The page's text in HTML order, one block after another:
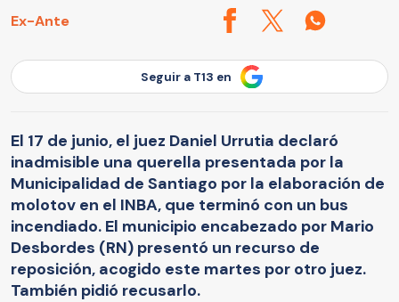
Ex-Ante
Seguir a T13 en
El 17 de junio, el juez Daniel Urrutia declaró
inadmisible una querella presentada por la
Municipalidad de Santiago por la elaboración de
molotov en el INBA, que terminó con un bus
incendiado. El municipio encabezado por Mario
Desbordes (RN) presentó un recurso de
reposición, acogido este martes por otro juez.
También pidió recusarlo.